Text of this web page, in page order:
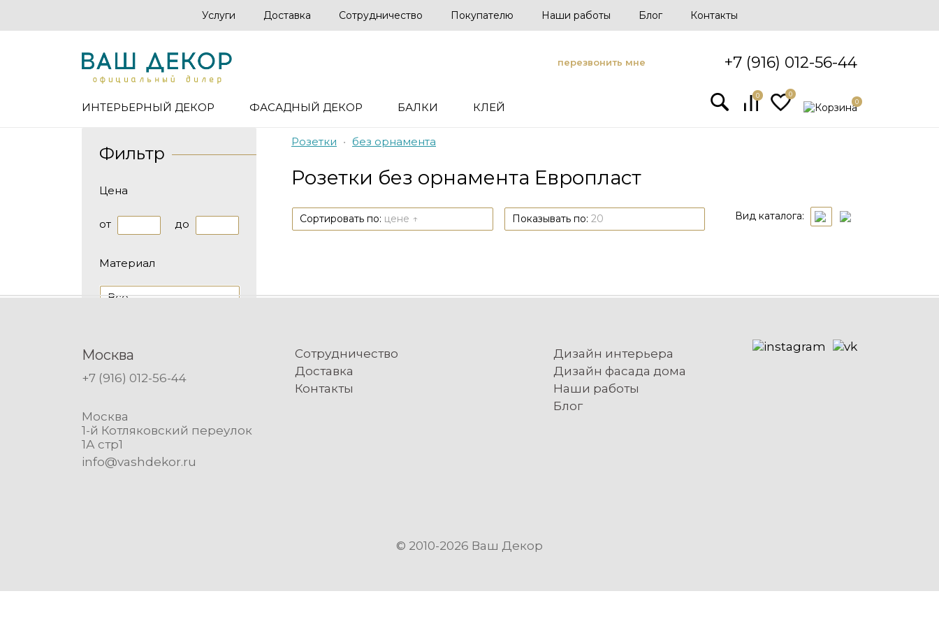
Услуги Доставка Сотрудничество Покупателю Наши работы Блог Контакты
перезвонить мне +7 (916) 012-56-44
ИНТЕРЬЕРНЫЙ ДЕКОР ФАСАДНЫЙ ДЕКОР БАЛКИ КЛЕЙ
0
0
0
Фильтр
Цена
до
от
Материал
Все
до
от
от
Розетки • без орнамента
Розетки без орнамента Европласт
Вид каталога:
Сортировать по: цене ↑ Показывать по: 20
Москва
+7 (916) 012-56-44
Москва
1-й Котляковский переулок
1А стр1
info@vashdekor.ru
Сотрудничество
Доставка
Контакты
Дизайн интерьера
Дизайн фасада дома
Наши работы
Блог
© 2010-2026 Ваш Декор